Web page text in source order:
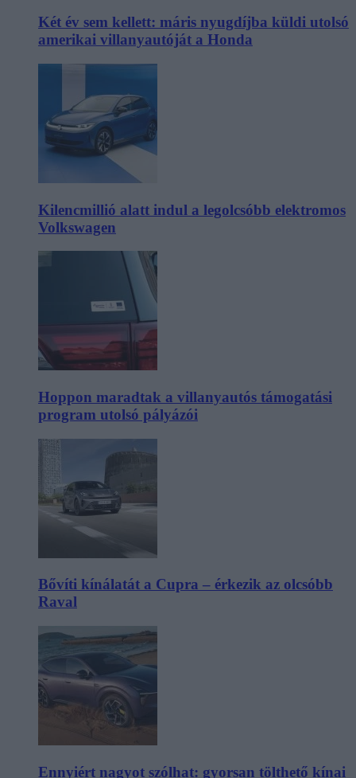
Két év sem kellett: máris nyugdíjba küldi utolsó
amerikai villanyautóját a Honda
Kilencmillió alatt indul a legolcsóbb elektromos
Volkswagen
Hoppon maradtak a villanyautós támogatási
program utolsó pályázói
Bővíti kínálatát a Cupra – érkezik az olcsóbb
Raval
Ennyiért nagyot szólhat: gyorsan tölthető kínai